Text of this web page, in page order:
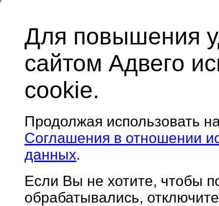
Для повышения
сайтом Адвего
cookie.
Продолжая использовать
Соглашения в отношении
данных.
Если Вы не хотите, чтобы
обрабатывались,